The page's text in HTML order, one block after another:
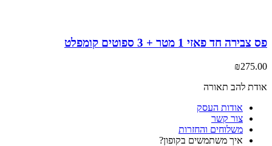
חד פאזי 1 מטר + 3 ספוטים קומפלט
₪
להב תאורה
אודות העסק
צור קשר
משלוחים והחזרות
איך משתמשים בקופון?